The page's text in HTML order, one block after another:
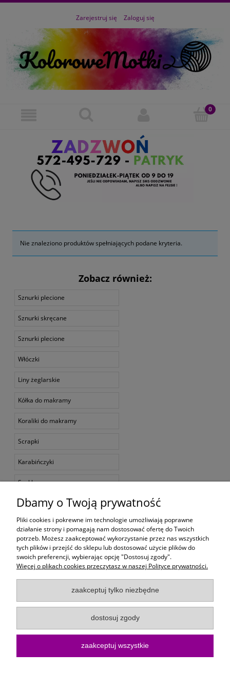
Zarejestruj się Zaloguj się
Nie znaleziono produktów spełniających podane kryteria.
Zobacz również:
Sznurki plecione
Sznurki skręcane
Sznurki plecione
Włóczki
Liny żeglarskie
Kółka do makramy
Koraliki do makramy
Scrapki
Karabińczyki
Szekle
Muliny
Zestawy do makramy
Moje konto
Płatności i dostawa
Informacje
O Firmie
Sklep internetowy KoloroweMotki | ul. Bartosza Głowackiego 10/15, 75-
402 Koszalin |kontakt@kolorowemotki.pl|572 495 729| NIP:
Dbamy o Twoją prywatność
Pliki cookies i pokrewne im technologie umożliwiają poprawne
działanie strony i pomagają nam dostosować ofertę do Twoich
potrzeb. Możesz zaakceptować wykorzystanie przez nas wszystkich
tych plików i przejść do sklepu lub dostosować użycie plików do
swoich preferencji, wybierając opcję "Dostosuj zgody".
Więcej o plikach cookies przeczytasz w naszej Polityce prywatności.
zaakceptuj tylko niezbędne
dostosuj zgody
zaakceptuj wszystkie